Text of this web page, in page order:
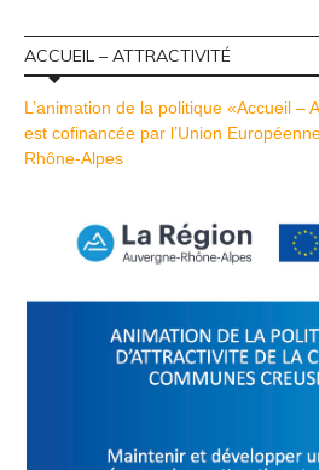
ACCUEIL – ATTRACTIVITÉ
L’animation de la politique «Accueil –
est cofinancée par l’Union
Rhône-Alpes